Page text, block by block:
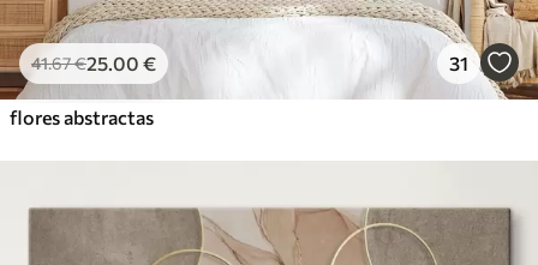
41.67€25.00 € 31
flores abstractas